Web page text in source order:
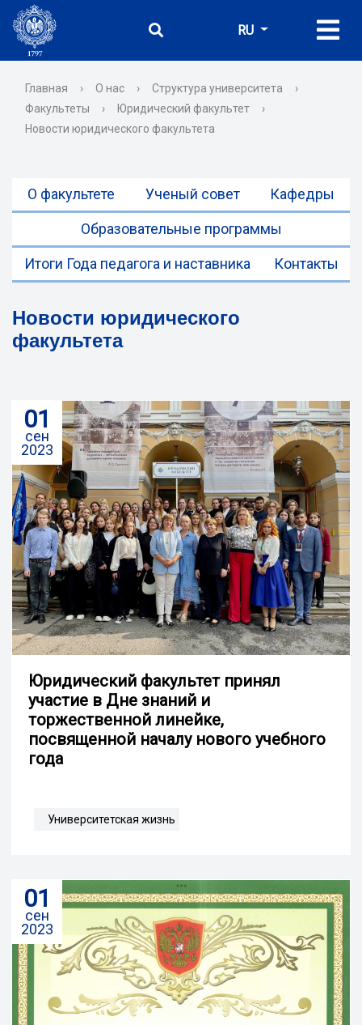
RU
Главная › О нас › Структура университета
›
Факультеты
› Юридический факультет
›
Новости юридического факультета
О факультете Ученый совет Кафедры
Образовательные программы
Итоги Года педагога и наставника Контакты
Новости юридического
факультета
01
сен
2023
Юридический факультет принял
участие в Дне знаний и
торжественной линейке,
посвященной началу нового учебного
года
Университетская жизнь
01
сен
2023